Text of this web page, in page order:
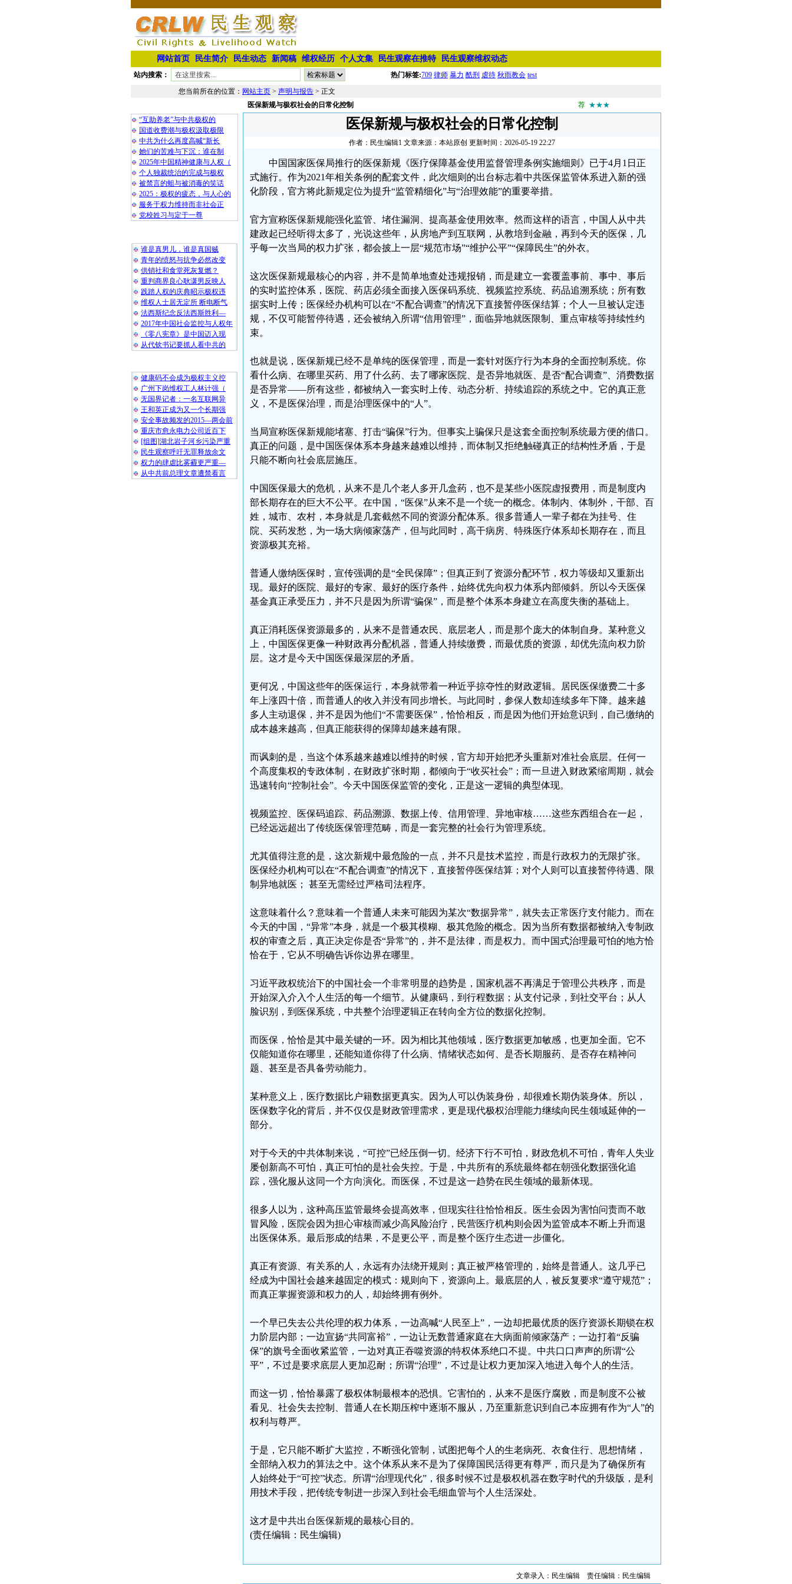
网站首页 民生简介 民生动态 新闻稿 维权经历 个人文集 民生观察在推特 民生观察维权动态
站内搜索： 热门标签:709 律师 暴力 酷刑 虐待 秋雨教会 test
您当前所在的位置： 网站主页 > 声明与报告 > 正文
“互助养老”与中共极权的
国道收费潮与极权汲取极限
中共为什么再度高喊“新长
她们的苦难与下沉：谁在制
2025年中国精神健康与人权（
个人独裁统治的完成与极权
被禁言的蛆与被消毒的笑话
2025：极权的疲态，与人心的
服务于权力维持而非社会正
党校姓习与定于一尊
谁是真男儿，谁是真国贼
青年的愤怒与抗争必然改变
供销社和食堂死灰复燃？
重判商界良心耿潇男反映人
践踏人权的庆典昭示极权违
维权人士居无定所 断电断气
法西斯纪念反法西斯胜利—
2017年中国社会监控与人权年
《零八宪章》是中国迈入现
从代钦书记要抓人看中共的
健康码不会成为极权主义控
广州下岗维权工人林计强（
无国界记者：一名互联网异
王和英正成为又一个长期强
安全事故频发的2015—两会前
重庆市愈永电力公司近百下
[组图]湖北岩子河乡污染严重
民生观察呼吁无罪释放余文
权力的肆虐比雾霾更严重—
从中共前总理文章遭禁看言
医保新规与极权社会的日常化控制 荐 ★★★
医保新规与极权社会的日常化控制
作者：民生编辑1 文章来源：本站原创 更新时间：2026-05-19 22:27
中国国家医保局推行的医保新规《医疗保障基金使用监督管理条例实施细则》已于4月1日正
式施行。作为2021年相关条例的配套文件，此次细则的出台标志着中共医保监管体系进入新的强
化阶段，官方将此新规定位为提升“监管精细化”与“治理效能”的重要举措。
官方宣称医保新规能强化监管、堵住漏洞、提高基金使用效率。然而这样的语言，中国人从中共
建政起已经听得太多了，光说这些年，从房地产到互联网，从教培到金融，再到今天的医保，几
乎每一次当局的权力扩张，都会披上一层“规范市场”“维护公平”“保障民生”的外衣。
这次医保新规最核心的内容，并不是简单地查处违规报销，而是建立一套覆盖事前、事中、事后
的实时监控体系，医院、药店必须全面接入医保码系统、视频监控系统、药品追溯系统；所有数
据实时上传；医保经办机构可以在“不配合调查”的情况下直接暂停医保结算；个人一旦被认定违
规，不仅可能暂停待遇，还会被纳入所谓“信用管理”，面临异地就医限制、重点审核等持续性约
束。
也就是说，医保新规已经不是单纯的医保管理，而是一套针对医疗行为本身的全面控制系统。你
看什么病、在哪里买药、用了什么药、去了哪家医院、是否异地就医、是否“配合调查”、消费数据
是否异常——所有这些，都被纳入一套实时上传、动态分析、持续追踪的系统之中。它的真正意
义，不是医保治理，而是治理医保中的“人”。
当局宣称医保新规能堵塞、打击“骗保”行为。但事实上骗保只是这套全面控制系统最方便的借口。
真正的问题，是中国医保体系本身越来越难以维持，而体制又拒绝触碰真正的结构性矛盾，于是
只能不断向社会底层施压。
中国医保最大的危机，从来不是几个老人多开几盒药，也不是某些小医院虚报费用，而是制度内
部长期存在的巨大不公平。在中国，“医保”从来不是一个统一的概念。体制内、体制外，干部、百
姓，城市、农村，本身就是几套截然不同的资源分配体系。很多普通人一辈子都在为挂号、住
院、买药发愁，为一场大病倾家荡产，但与此同时，高干病房、特殊医疗体系却长期存在，而且
资源极其充裕。
普通人缴纳医保时，宣传强调的是“全民保障”；但真正到了资源分配环节，权力等级却又重新出
现。最好的医院、最好的专家、最好的医疗条件，始终优先向权力体系内部倾斜。所以今天医保
基金真正承受压力，并不只是因为所谓“骗保”，而是整个体系本身建立在高度失衡的基础上。
真正消耗医保资源最多的，从来不是普通农民、底层老人，而是那个庞大的体制自身。某种意义
上，中国医保更像一种财政再分配机器，普通人持续缴费，而最优质的资源，却优先流向权力阶
层。这才是今天中国医保最深层的矛盾。
更何况，中国这些年的医保运行，本身就带着一种近乎掠夺性的财政逻辑。居民医保缴费二十多
年上涨四十倍，而普通人的收入并没有同步增长。与此同时，参保人数却连续多年下降。越来越
多人主动退保，并不是因为他们“不需要医保”，恰恰相反，而是因为他们开始意识到，自己缴纳的
成本越来越高，但真正能获得的保障却越来越有限。
而讽刺的是，当这个体系越来越难以维持的时候，官方却开始把矛头重新对准社会底层。任何一
个高度集权的专政体制，在财政扩张时期，都倾向于“收买社会”；而一旦进入财政紧缩周期，就会
迅速转向“控制社会”。今天中国医保监管的变化，正是这一逻辑的典型体现。
视频监控、医保码追踪、药品溯源、数据上传、信用管理、异地审核……这些东西组合在一起，
已经远远超出了传统医保管理范畴，而是一套完整的社会行为管理系统。
尤其值得注意的是，这次新规中最危险的一点，并不只是技术监控，而是行政权力的无限扩张。
医保经办机构可以在“不配合调查”的情况下，直接暂停医保结算；对个人则可以直接暂停待遇、限
制异地就医； 甚至无需经过严格司法程序。
这意味着什么？意味着一个普通人未来可能因为某次“数据异常”，就失去正常医疗支付能力。而在
今天的中国，“异常”本身，就是一个极其模糊、极其危险的概念。因为当所有数据都被纳入专制政
权的审查之后，真正决定你是否“异常”的，并不是法律，而是权力。而中国式治理最可怕的地方恰
恰在于，它从不明确告诉你边界在哪里。
习近平政权统治下的中国社会一个非常明显的趋势是，国家机器不再满足于管理公共秩序，而是
开始深入介入个人生活的每一个细节。从健康码，到行程数据；从支付记录，到社交平台；从人
脸识别，到医保系统，中共整个治理逻辑正在转向全方位的数据化控制。
而医保，恰恰是其中最关键的一环。因为相比其他领域，医疗数据更加敏感，也更加全面。它不
仅能知道你在哪里，还能知道你得了什么病、情绪状态如何、是否长期服药、是否存在精神问
题、甚至是否具备劳动能力。
某种意义上，医疗数据比户籍数据更真实。因为人可以伪装身份，却很难长期伪装身体。所以，
医保数字化的背后，并不仅仅是财政管理需求，更是现代极权治理能力继续向民生领域延伸的一
部分。
对于今天的中共体制来说，“可控”已经压倒一切。经济下行不可怕，财政危机不可怕，青年人失业
屡创新高不可怕，真正可怕的是社会失控。于是，中共所有的系统最终都在朝强化数据强化追
踪，强化服从这同一个方向演化。而医保，不过是这一趋势在民生领域的最新体现。
很多人以为，这种高压监管最终会提高效率，但现实往往恰恰相反。医生会因为害怕问责而不敢
冒风险，医院会因为担心审核而减少高风险治疗，民营医疗机构则会因为监管成本不断上升而退
出医保体系。最后形成的结果，不是更公平，而是整个医疗生态进一步僵化。
真正有资源、有关系的人，永远有办法绕开规则；真正被严格管理的，始终是普通人。这几乎已
经成为中国社会越来越固定的模式：规则向下，资源向上。最底层的人，被反复要求“遵守规范”；
而真正掌握资源和权力的人，却始终拥有例外。
一个早已失去公共伦理的权力体系，一边高喊“人民至上”，一边却把最优质的医疗资源长期锁在权
力阶层内部；一边宣扬“共同富裕”，一边让无数普通家庭在大病面前倾家荡产；一边打着“反骗
保”的旗号全面收紧监管，一边对真正吞噬资源的特权体系绝口不提。中共口口声声的所谓“公
平”，不过是要求底层人更加忍耐；所谓“治理”，不过是让权力更加深入地进入每个人的生活。
而这一切，恰恰暴露了极权体制最根本的恐惧。它害怕的，从来不是医疗腐败，而是制度不公被
看见、社会失去控制、普通人在长期压榨中逐渐不服从，乃至重新意识到自己本应拥有作为“人”的
权利与尊严。
于是，它只能不断扩大监控，不断强化管制，试图把每个人的生老病死、衣食住行、思想情绪，
全部纳入权力的算法之中。这个体系从来不是为了保障国民活得更有尊严，而只是为了确保所有
人始终处于“可控”状态。所谓“治理现代化”，很多时候不过是极权机器在数字时代的升级版，是利
用技术手段，把传统专制进一步深入到社会毛细血管与个人生活深处。
这才是中共出台医保新规的最核心目的。
(责任编辑：民生编辑)
文章录入：民生编辑 责任编辑：民生编辑